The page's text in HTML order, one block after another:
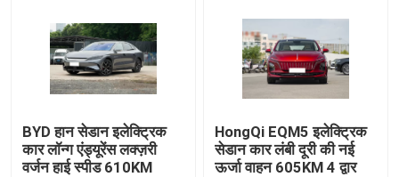
BYD हान सेडान इलेक्ट्रिक
कार लॉन्ग एंड्यूरेंस लक्ज़री
वर्जन हाई स्पीड 610KM
HongQi EQM5 इलेक्ट्रिक
सेडान कार लंबी दूरी की नई
ऊर्जा वाहन 605KM 4 द्वार